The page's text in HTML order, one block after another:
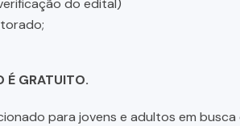
É GRATUITO.
para jovens e adultos em